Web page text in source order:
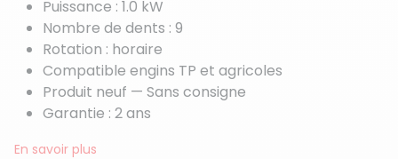
Puissance : 1.0 kW
Nombre de dents : 9
Rotation : horaire
Compatible engins TP et agricoles
Produit neuf — Sans consigne
Garantie : 2 ans
En savoir plus